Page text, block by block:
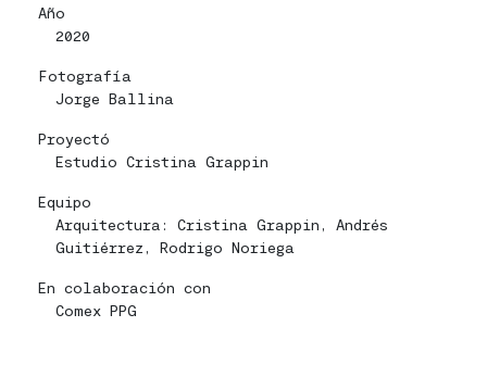
EngAño
2020
Fotografía
Jorge Ballina
Proyectó
Estudio Cristina Grappin
Equipo
Arquitectura: Cristina Grappin, Andrés
Guitiérrez, Rodrigo Noriega
En colaboración con
Comex PPG
Eng